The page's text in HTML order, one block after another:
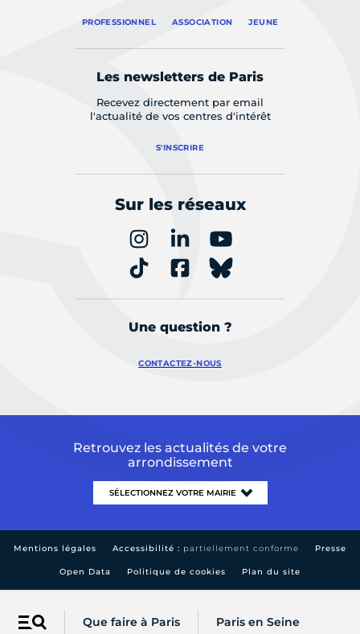
Menu Que faire à Paris Paris en Seine
PROFESSIONNEL ASSOCIATION JEUNE
Les newsletters de Paris
Recevez directement par email
l'actualité de vos centres d'intérêt
S'INSCRIRE
Sur les réseaux
Une question ?
CONTACTEZ-NOUS
Retrouvez les actualités de votre
arrondissement
Mentions légales Accessibilité : partiellement conforme Presse
Open Data Politique de cookies Plan du site